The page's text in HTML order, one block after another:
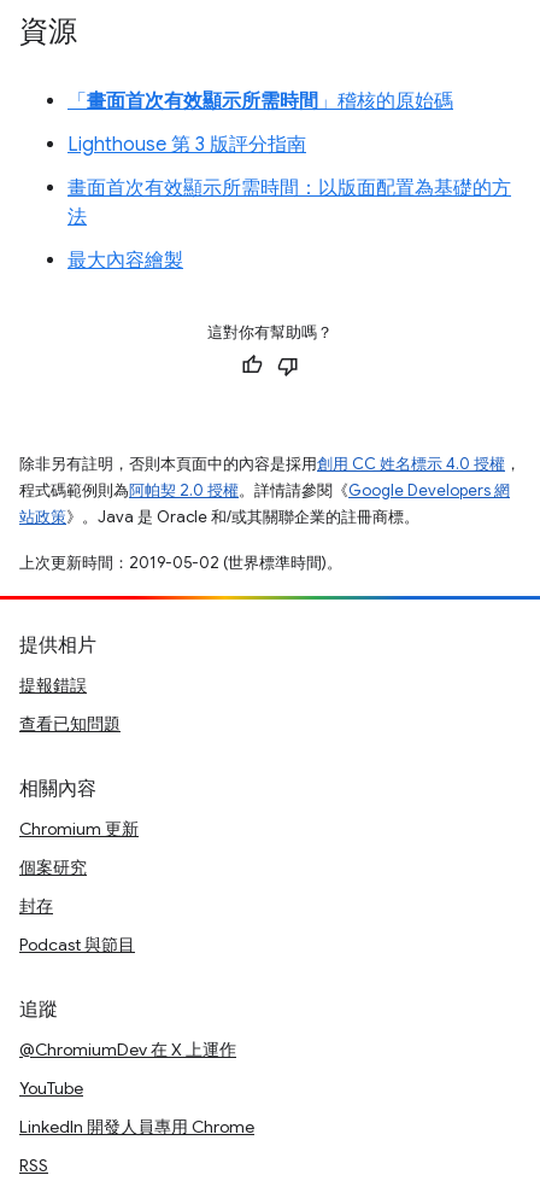
資源
「畫面首次有效顯示所需時間 」稽核的原始碼
Lighthouse 第 3 版評分指南
畫面首次有效顯示所需時間：以版面配置為基礎的方
法
最大內容繪製
這對你有幫助嗎？
除非另有註明，否則本頁面中的內容是採用創用 CC 姓名標示 4.0 授權 ，
程式碼範例則為阿帕契 2.0 授權。詳情請參閱《Google Developers 網
站政策》。Java 是 Oracle 和/或其關聯企業的註冊商標。
上次更新時間：2019-05-02 (世界標準時間)。
提供相片
提報錯誤
查看已知問題
相關內容
Chromium 更新
個案研究
封存
Podcast 與節目
追蹤
@ChromiumDev 在 X 上運作
YouTube
LinkedIn 開發人員專用 Chrome
RSS